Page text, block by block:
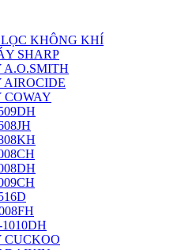
KHÔNG KHÍ
SHARP